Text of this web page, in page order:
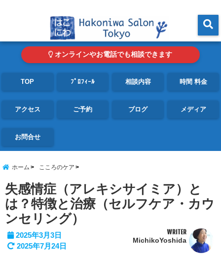
オンラインやお電話でも相談できます
TOP ﾌﾟﾛﾌｨｰﾙ 相談内容 時間 料金
アクセス ご予約 ブログ メディア
お問合せ
ホーム こころのケア
失感情症（アレキシサイミア）と
は？特徴と治療（セルフケア・カウ
ンセリング）
2025年3月3日
2025年7月24日
WRITER
MichikoYoshida